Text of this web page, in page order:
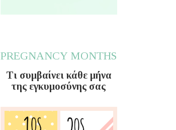
PREGNANCY MONTHS
Τι συμβαίνει κάθε μήνα
της εγκυμοσύνης σας